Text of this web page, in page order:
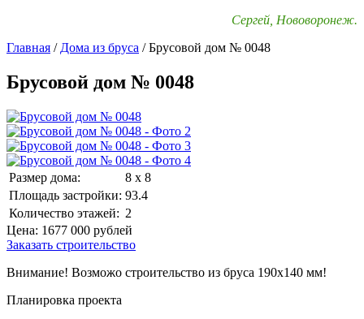
Сергей, Нововоронеж.
Главная / Дома из бруса /Брусовой дом № 0048
Брусовой дом № 0048
Размер дома:
8 x 8
Площадь застройки: 93.4
Количество этажей: 2
Цена: 1677 000 рублей
Заказать строительство
Внимание! Возможо строительство из бруса 190х140 мм!
Планировка проекта